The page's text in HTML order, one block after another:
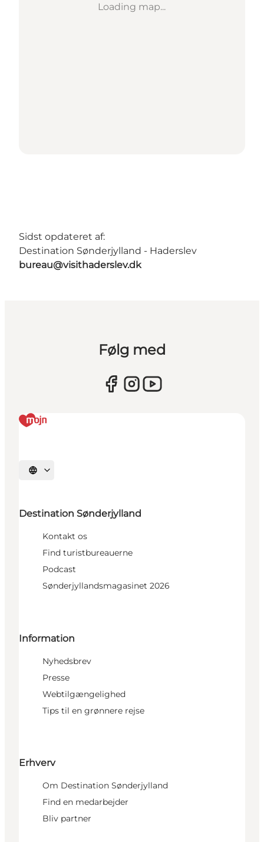
Loading map...
Sidst opdateret af:
Destination Sønderjylland - Haderslev
bureau@visithaderslev.dk
Følg med
Vælg sprog
Destination Sønderjylland
Kontakt os
Find turistbureauerne
Podcast
Sønderjyllandsmagasinet 2026
Information
Nyhedsbrev
Presse
Webtilgængelighed
Tips til en grønnere rejse
Erhverv
Om Destination Sønderjylland
Find en medarbejder
Bliv partner